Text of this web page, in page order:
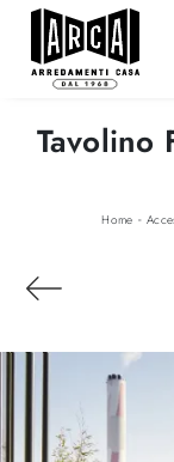
Tavolino
Home -